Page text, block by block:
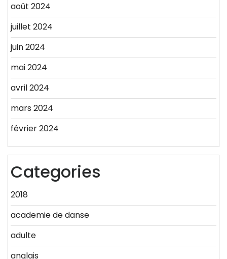
août 2024
juillet 2024
juin 2024
mai 2024
avril 2024
mars 2024
février 2024
Categories
2018
academie de danse
adulte
anglais